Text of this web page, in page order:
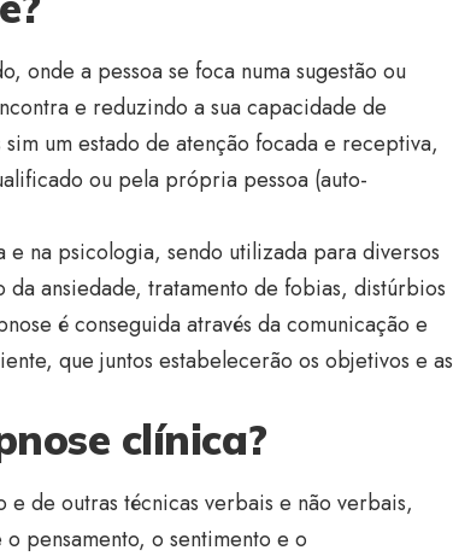
onde a pessoa se foca numa sugestão ou
e reduzindo a sua capacidade de
um estado de atenção focada e receptiva,
ou pela própria pessoa (auto-
na psicologia, sendo utilizada para diversos
ansiedade, tratamento de fobias, distúrbios
é conseguida através da comunicação e
que juntos estabelecerão os objetivos e as
clínica?
e de outras técnicas verbais e não verbais,
pensamento, o sentimento e o